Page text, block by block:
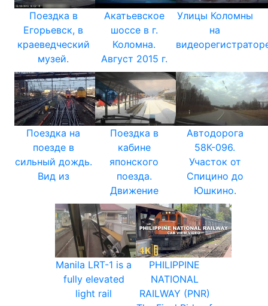
Поездка в
Егорьевск, в
краеведческий
музей.
Акатьевское
шоссе в г.
Коломна.
Август 2015 г.
Улицы Коломны
на
Поездка на
поезде в
сильный дождь.
Вид из
Поездка в
кабине
японского
поезда.
Движение
Автодорога
58К-096.
Участок от
Спицино до
Юшкино.
Manila LRT-1 is a
fully elevated
light rail
PHILIPPINE
NATIONAL
RAILWAY (PNR)